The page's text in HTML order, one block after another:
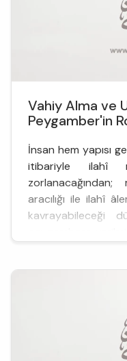
Vahiy Alma ve
Peygamber'in
İnsan hem yapısı
itibariyle ilahî
aracılığı ile ilahî
kavrayabileceği